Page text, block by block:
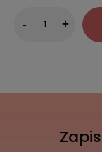
- +